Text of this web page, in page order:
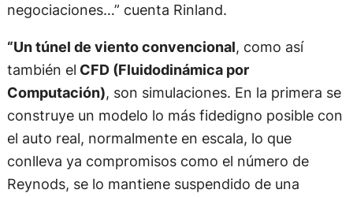
negociaciones…” cuenta Rinland.
“Un túnel de viento convencional, como así
también el CFD (Fluidodinámica por
Computación), son simulaciones. En la primera se
construye un modelo lo más fidedigno posible con
el auto real, normalmente en escala, lo que
conlleva ya compromisos como el número de
Reynods, se lo mantiene suspendido de una